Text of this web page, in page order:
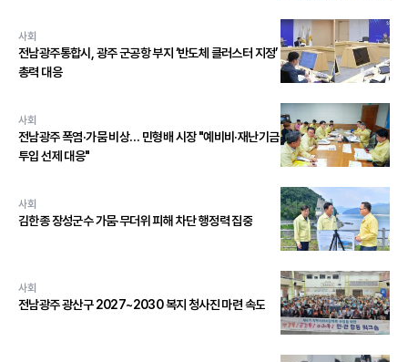
사회
전남광주통합시, 광주 군공항 부지 ‘반도체 클러스터 지정’
총력 대응
사회
전남광주 폭염·가뭄 비상… 민형배 시장 "예비비·재난기금
투입 선제 대응"
사회
김한종 장성군수 가뭄·무더위 피해 차단 행정력 집중
사회
전남광주 광산구 2027~2030 복지 청사진 마련 속도